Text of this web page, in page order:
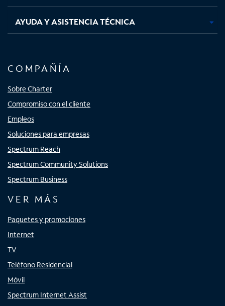
AYUDA Y ASISTENCIA TÉCNICA
COMPAÑÍA
Sobre Charter
Compromiso con el cliente
Empleos
Soluciones para empresas
Spectrum Reach
Spectrum Community Solutions
Spectrum Business
VER MÁS
Paquetes y promociones
Internet
TV
Teléfono Residencial
Móvil
Spectrum Internet Assist